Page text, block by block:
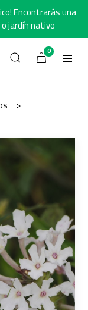
Encontrarás una
jardín nativo
0